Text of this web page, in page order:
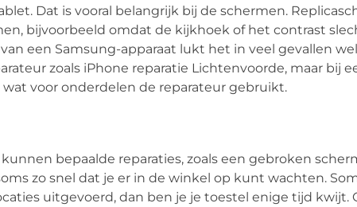
Dat is vooral belangrijk bij de schermen.
bijvoorbeeld omdat de kijkhoek of het contrast
een Samsung-apparaat lukt het in veel gevallen
zoals iPhone reparatie Lichtenvoorde, maar bij
wat voor onderdelen de reparateur gebruikt.
bepaalde reparaties, zoals een gebroken
zo snel dat je er in de winkel op kunt wachten.
uitgevoerd, dan ben je je toestel enige tijd kwijt.